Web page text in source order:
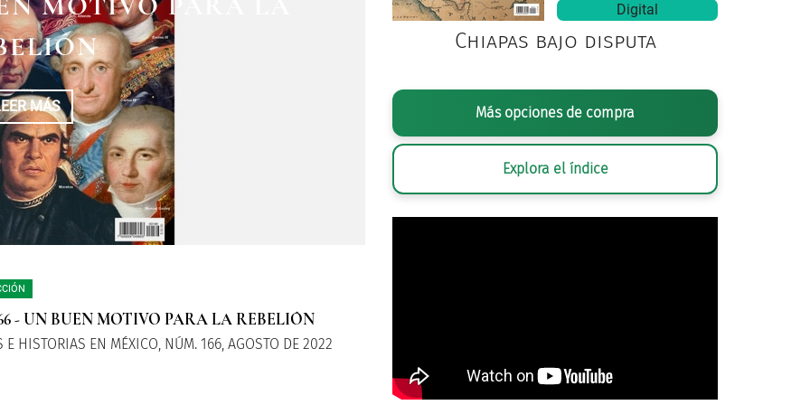
MÁS
PARA LA REBELIÓN
MÁS
E INSURGENCIA
MÁS
- UN BUEN MOTIVO PARA LA REBELIÓN
E HISTORIAS EN MÉXICO, NÚM. 166, AGOSTO DE 2022
Digital
Chiapas bajo disputa
Más opciones de compra
Explora el índice